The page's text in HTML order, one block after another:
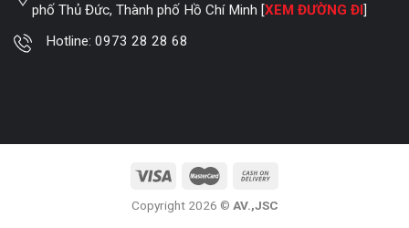
phố Thủ Đức, Thành phố Hồ Chí Minh [XEM ĐƯỜNG ĐI]
Hotline:0973 28 28 68
Copyright 2026 © AV.,JSC